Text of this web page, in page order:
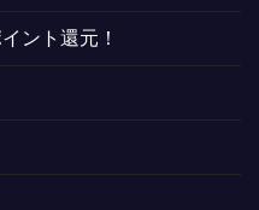
ント還元！